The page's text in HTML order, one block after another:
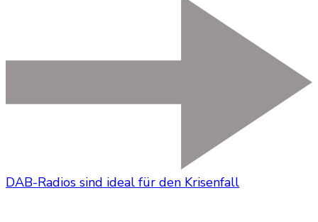
DAB-Radios sind ideal für den Krisenfall